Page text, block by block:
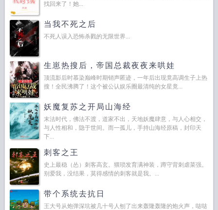
找回来了！她...
当我不死之后
不死人误入恐怖杀戮的无限世界...
生崽热搜后，帝国总裁夜夜来哄娃
顶流影后时慕染巅峰时期销声匿迹，一年后出现竟高调生子上热
搜！全民沸腾了！这个被公认娱乐圈最清纯的女星竟...
妖魔复苏之开局山海经
末法时代，佛法不渡，道家不出，天地妖魔肆意，与人心相交，
与人性相和，隐于世间。而一孤儿，手持山海经原稿，封印天
下...
刺客之王
史上最稳（怂）刺客高玄。猥琐发育满神装，蹲守背刺虐菜强。
别爱我，没结果，莫得感情的刺客就是我。...
带个系统去抗日
王大号从炮弹深坑被几十号人刨了出来轰隆轰隆的炮火声，哒哒